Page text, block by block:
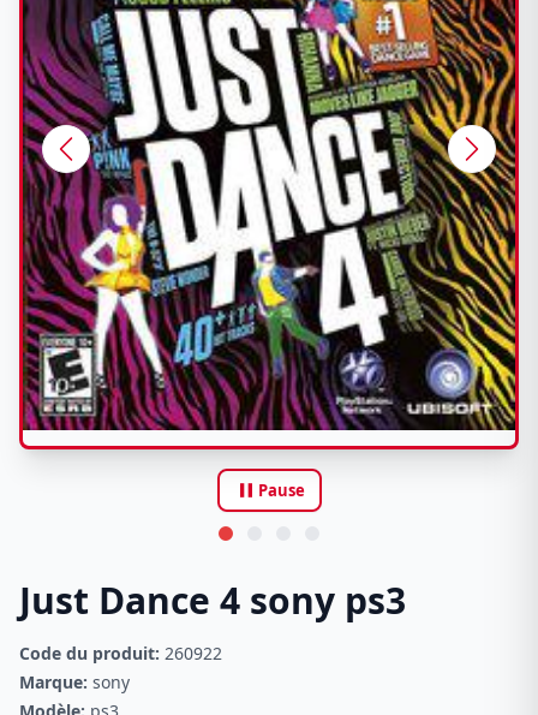
pause Pause
Just Dance 4 sony ps3
Code du produit: 260922
Marque: sony